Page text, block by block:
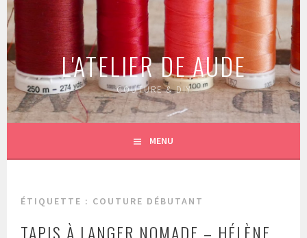
Aller
au
contenu
principal
L'ATELIER DE AUDE
COUTURE & DIY
MENU
ÉTIQUETTE : COUTURE DÉBUTANT
TAPIS À LANGER NOMADE – HÉLÈNE